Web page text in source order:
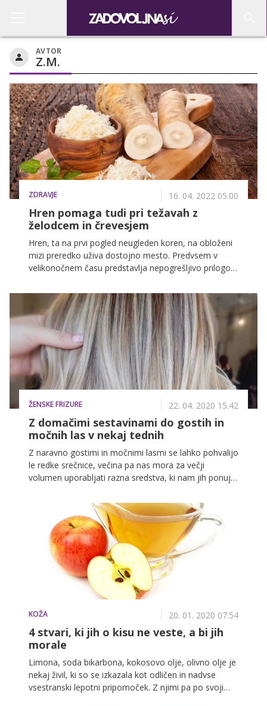
AVTOR
Z.M.
ZDRAVJE 16. 04. 2022 05.00
Hren pomaga tudi pri težavah z
želodcem in črevesjem
Hren, ta na prvi pogled neugleden koren, na obloženi
mizi preredko uživa dostojno mesto. Predvsem v
velikonočnem času predstavlja nepogrešljivo prilogo
zdravilnosti pa vam priporočamo, da si z njim
postrežete tudi v neprazničnih mesecih.
ŽENSKE FRIZURE 22. 04. 2020 15.42
Z domačimi sestavinami do gostih in
močnih las v nekaj tednih
Z naravno gostimi in močnimi lasmi se lahko pohvalijo
le redke srečnice, večina pa nas mora za večji
volumen uporabljati razna sredstva, ki nam jih ponuja
triki ustvarite tudi same. Potrebujete le pravilne
pripomočke in nekaj vaje, uporabiti pa velja nekaj
naravnih sestavin, ki so jih uporabljale že naše babice.
KOŽA 20. 01. 2020 07.54
4 stvari, ki jih o kisu ne veste, a bi jih
morale
Limona, soda bikarbona, kokosovo olje, olivno olje je
nekaj živil, ki so se izkazala kot odličen in nadvse
vsestranski lepotni pripomoček. Z njimi pa po svoji